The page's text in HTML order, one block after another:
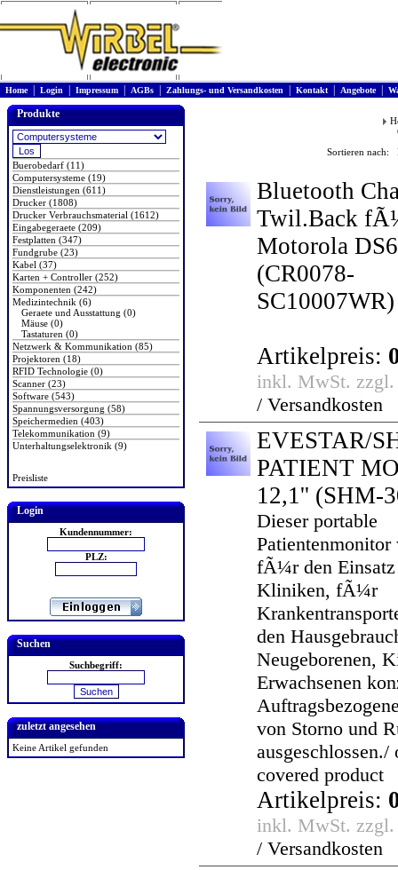
Home| Login Impressum AGBs Zahlungs- und Versandkosten Kontakt| Angebote|
Produkte
Buerobedarf (11)
Computersysteme (19)
Dienstleistungen (611)
Drucker (1808)
Drucker Verbrauchsmaterial (1612)
Eingabegeraete (209)
Festplatten (347)
Fundgrube (23)
Kabel (37)
Karten + Controller (252)
Komponenten (242)
Medizintechnik (6)
Geraete und Ausstattung (0)
Mäuse (0)
Tastaturen (0)
Netzwerk & Kommunikation (85)
Projektoren (18)
RFID Technologie (0)
Scanner (23)
Software (543)
Spannungsversorgung (58)
Speichermedien (403)
Telekommunikation (9)
Unterhaltungselektronik (9)
Preisliste
Login
Kundennummer:
PLZ:
Suchen
Suchbegriff:
zuletzt angesehen
Keine Artikel gefunden
Sortieren nach:
Bluetooth
Twil.Back
Motorola
(CR0078-
SC10007WR)
Artikelpreis:
inkl. MwSt.
/ Versandkosten
EVESTAR/
PATIENT
12,1'' (SHM-
Dieser portable
Patientenmonitor
fÃ¼r den
Kliniken, fÃ¼r
den
Neugeborenen,
Erwachsenen
von Storno und
ausgeschlossen./
covered product
Artikelpreis:
inkl. MwSt.
/ Versandkosten